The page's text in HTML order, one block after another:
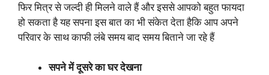
फिर मित्र से जल्दी ही मिलने वाले हैं और इससे आपको बहुत फायदा
हो सकता है यह सपना इस बात का भी संकेत देता हैकि आप अपने
परिवार के साथ काफी लंबे समय बाद समय बिताने जा रहे हैं
सपने में दूसरे का घर देखना